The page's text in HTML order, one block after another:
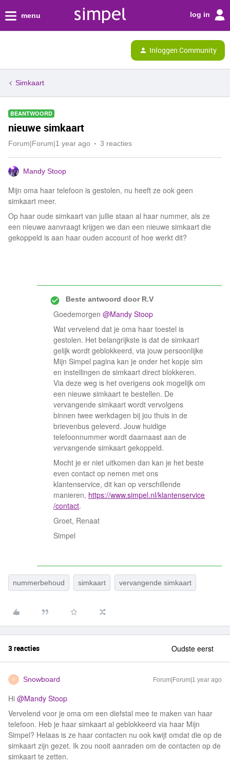
menu log in
Inloggen Community
Simkaart
BEANTWOORD
nieuwe simkaart
Forum|Forum|1 year ago 3 reacties
Mandy Stoop
Mijn oma haar telefoon is gestolen, nu heeft ze ook geen
simkaart meer.
Op haar oude simkaart van jullie staan al haar nummer, als ze
een nieuwe aanvraagt krijgen we dan een nieuwe simkaart die
gekoppeld is aan haar ouden account of hoe werkt dit?
Beste antwoord doorR.V
Goedemorgen ​ @Mandy Stoop
Wat vervelend dat je oma haar toestel is
gestolen. Het belangrijkste is dat de simkaart
gelijk wordt geblokkeerd, via jouw persoonlijke
Mijn Simpel pagina kan je onder het kopje sim
en instellingen de simkaart direct blokkeren.
Via deze weg is het overigens ook mogelijk om
een nieuwe simkaart te bestellen. De
vervangende simkaart wordt vervolgens
binnen twee werkdagen bij jou thuis in de
brievenbus geleverd. Jouw huidige
telefoonnummer wordt daarnaast aan de
vervangende simkaart gekoppeld.
Mocht je er niet uitkomen dan kan je het beste
even contact op nemen met ons
klantenservice, dit kan op verschillende
manieren, https://www.simpel.nl/klantenservice
/contact.
Groet, Renaat
Simpel
nummerbehoud simkaart vervangende simkaart
3 reacties Oudste eerst
S Snowboard Forum|Forum|1 year ago
Hi ​ @Mandy Stoop
Vervelend voor je oma om een diefstal mee te maken van haar
telefoon. Heb je haar simkaart al geblokkeerd via haar Mijn
Simpel? Helaas is ze haar contacten nu ook kwijt omdat die op de
simkaart zijn gezet. Ik zou nooit aanraden om de contacten op de
simkaart te zetten.